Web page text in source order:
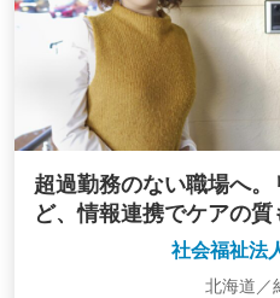
超過勤務のない職場へ
ど、情報連携でケアの質
社会福祉法
北海道／